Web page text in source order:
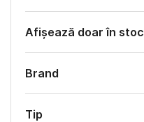
Afișează doar în stoc
Brand
Tip